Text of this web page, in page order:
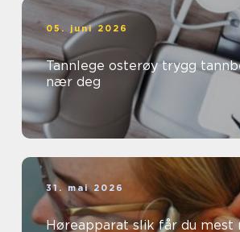
05. juni 2026
Tannlege osterøy trygg tannbehandling
nær deg
31. mai 2026
Høreapparat slik får du mest mulig ut av